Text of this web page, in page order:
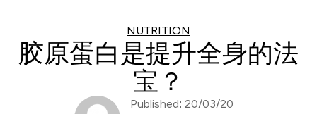
NUTRITION
胶原蛋白是提升全身的法
宝？
Published: 20/03/20